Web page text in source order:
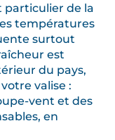
particulier de la
températures
surtout
est
du pays,
valise :
vent et des
en